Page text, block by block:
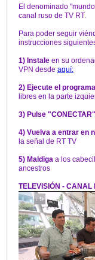
El denominado
canal ruso de TV RT.
Para poder seguir
instrucciones
1) Instale en su
VPN desde aquí:
2) Ejecute el programa
libres en la parte
3) Pulse "CONECTAR"
4) Vuelva a entrar en
la señal de RT TV
5) Maldiga a los
ancestros
TELEVISIÓN - CANAL